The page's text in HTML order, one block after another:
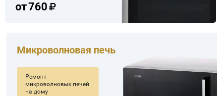
от760
Микроволновая печь
Ремонт
микроволновых печей
на дому